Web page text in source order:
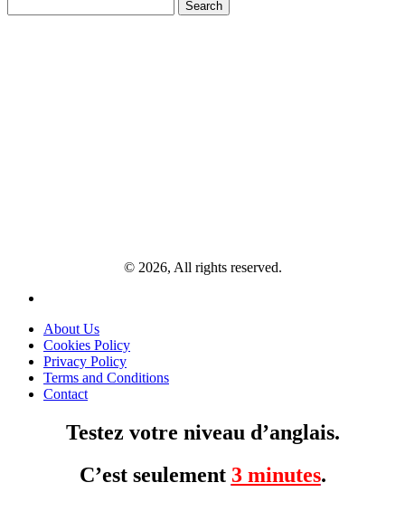
for:
© 2026, All rights reserved.
About Us
Cookies Policy
Privacy Policy
Terms and Conditions
Contact
Testez votre niveau d’anglais.
C’est seulement 3 minutes.